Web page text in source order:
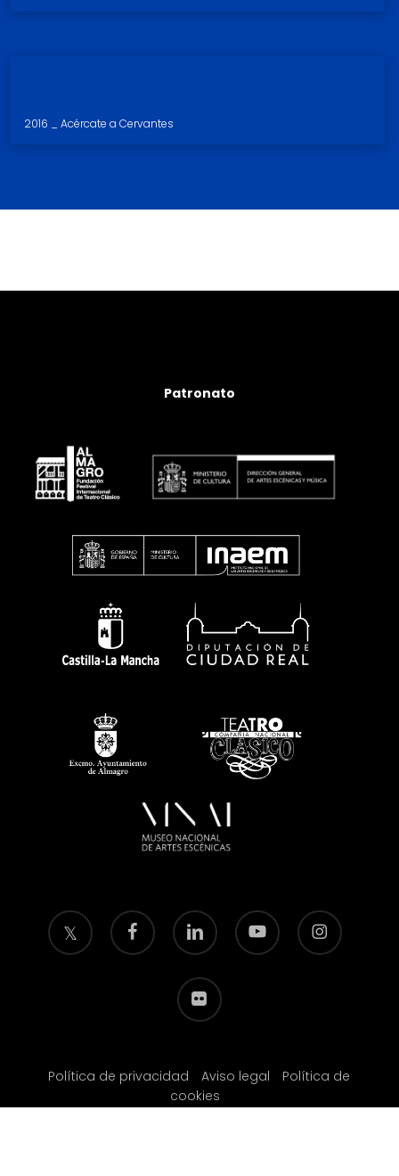
2016 _ Acércate a Cervantes
Patronato
twitter facebook linkedin youtube instagram
flickr
Política de privacidad Aviso legal
Política de
cookies